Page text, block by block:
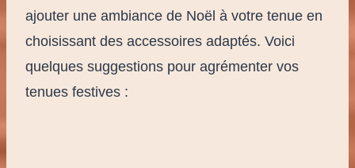
ajouter une ambiance de Noël à votre tenue en
choisissant des accessoires adaptés. Voici
quelques suggestions pour agrémenter vos
tenues festives :